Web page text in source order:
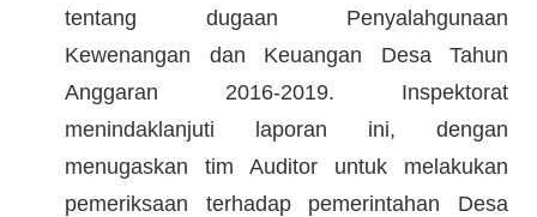
tentang dugaan Penyalahgunaan
Kewenangan dan Keuangan Desa Tahun
Anggaran 2016-2019. Inspektorat
menindaklanjuti laporan ini, dengan
menugaskan tim Auditor untuk melakukan
pemeriksaan terhadap pemerintahan Desa